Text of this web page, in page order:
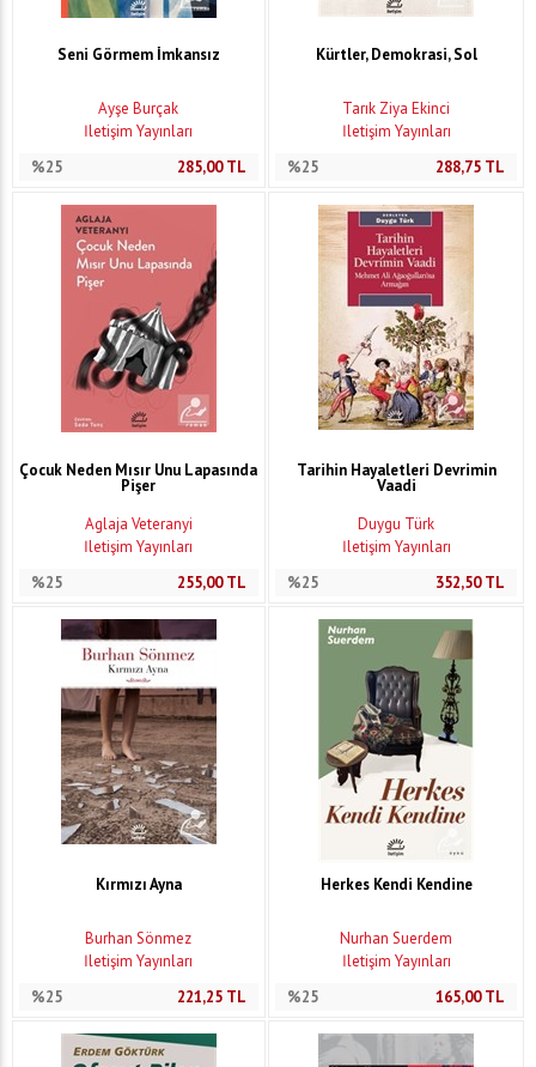
Seni Görmem İmkansız
Ayşe Burçak
İletişim Yayınları
%25
285,00TL
Kürtler, Demokrasi, Sol
Tarık Ziya Ekinci
İletişim Yayınları
%25
288,75 TL
Çocuk Neden Mısır Unu Lapasında
Pişer
Aglaja Veteranyi
İletişim Yayınları
%25
255,00TL
Tarihin Hayaletleri Devrimin
Vaadi
Duygu Türk
İletişim Yayınları
%25
352,50TL
Kırmızı Ayna
Burhan Sönmez
İletişim Yayınları
%25
221,25TL
Herkes Kendi Kendine
Nurhan Suerdem
İletişim Yayınları
%25
165,00TL